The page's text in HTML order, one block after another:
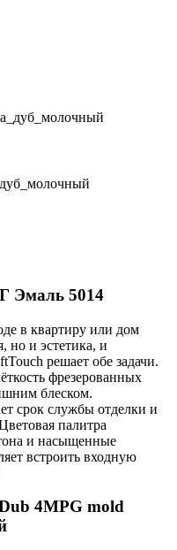
Эмаль 5014
в квартиру или дом
но и эстетика, и
решает обе задачи.
фрезерованных
блеском.
срок службы отделки и
палитра
и насыщенные
встроить входную
4MPG mold